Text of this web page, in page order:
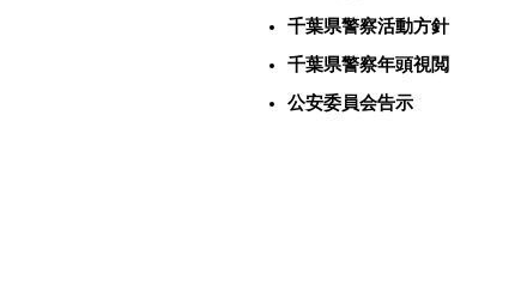
千葉県警察活動方針
千葉県警察年頭視閲
公安委員会告示